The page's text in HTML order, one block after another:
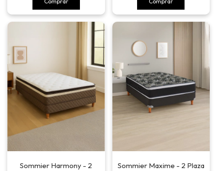
Sommier Harmony - 2
Sommier Maxime - 2 Plaza